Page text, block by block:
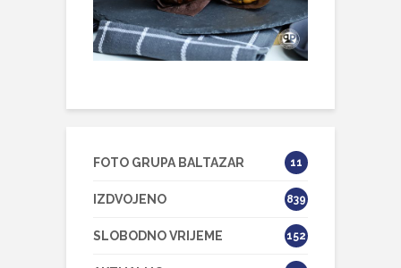
FOTO GRUPA BALTAZAR 11
IZDVOJENO 839
SLOBODNO VRIJEME 152